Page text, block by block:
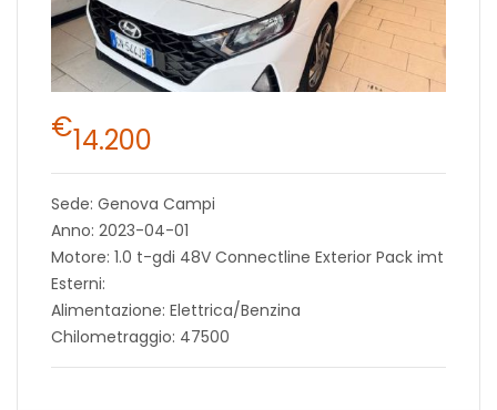
€14.200
Sede: Genova Campi
Anno: 2023-04-01
Motore: 1.0 t-gdi 48V Connectline Exterior Pack imt
Esterni:
Alimentazione: Elettrica/Benzina
Chilometraggio: 47500